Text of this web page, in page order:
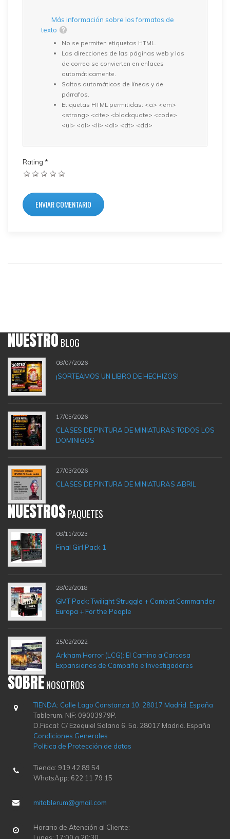
Más información sobre los formatos de
texto
No se permiten etiquetas HTML.
Las direcciones de las páginas web y las
de correo se convierten en enlaces
automáticamente.
Saltos automáticos de líneas y de
párrafos.
Etiquetas HTML permitidas: <a> <em>
<strong> <cite> <blockquote> <code>
<ul> <ol> <li> <dl> <dt> <dd>
Rating *
NUESTROBLOG
08/07/2026
¡SORTEAMOS UN LIBRO DE HECHIZOS!
17/05/2026
CLASES DE PINTURA DE MINIATURAS TODOS LOS
DOMINIGOS
27/03/2026
CLASES DE PINTURA DE MINIATURAS ABRIL
NUESTROSPAQUETES
08/11/2023
Final Girl Pack 1
28/02/2018
GMT Pack: Twilight Struggle + Combat Commander
Europa + For the People
25/02/2022
Arkham Horror (LCG): El Camino a Carcosa
Expansiones de Campaña e Investigadores
SOBRENOSOTROS
TIENDA: Calle Lago Constanza 10, 28017 Madrid. España
Tablerum. NIF: 09003979P.
D.Fiscal: C/ Ezequiel Solana 6, 5a. 28017 Madrid. España
Condiciones Generales
Política de Protección de datos
Tienda: 919 42 89 54
WhatsApp: 622 11 79 15
mitablerum@gmail.com
Horario de Atención al Cliente: